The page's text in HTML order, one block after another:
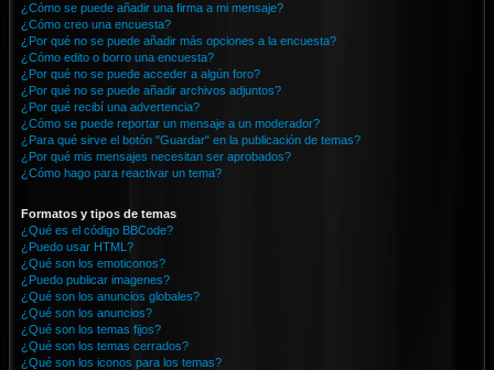
¿Cómo se puede añadir una firma a mi mensaje?
¿Cómo creo una encuesta?
¿Por qué no se puede añadir más opciones a la encuesta?
¿Cómo edito o borro una encuesta?
¿Por qué no se puede acceder a algún foro?
¿Por qué no se puede añadir archivos adjuntos?
¿Por qué recibí una advertencia?
¿Cómo se puede reportar un mensaje a un moderador?
¿Para qué sirve el botón "Guardar" en la publicación de temas?
¿Por qué mis mensajes necesitan ser aprobados?
¿Cómo hago para reactivar un tema?
Formatos y tipos de temas
¿Qué es el código BBCode?
¿Puedo usar HTML?
¿Qué son los emoticonos?
¿Puedo publicar imagenes?
¿Qué son los anuncios globales?
¿Qué son los anuncios?
¿Qué son los temas fijos?
¿Qué son los temas cerrados?
¿Qué son los iconos para los temas?